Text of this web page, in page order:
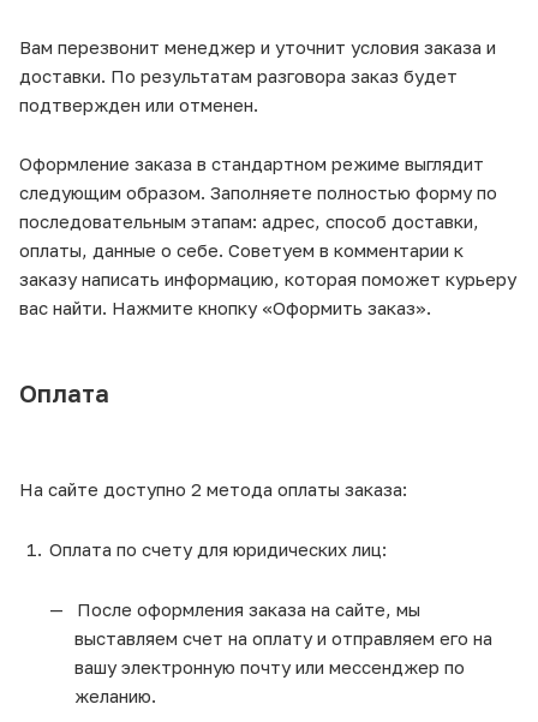
Вам перезвонит менеджер и уточнит условия заказа и
доставки. По результатам разговора заказ будет
подтвержден или отменен.
Оформление заказа в стандартном режиме выглядит
следующим образом. Заполняете полностью форму по
последовательным этапам: адрес, способ доставки,
оплаты, данные о себе. Советуем в комментарии к
заказу написать информацию, которая поможет курьеру
вас найти. Нажмите кнопку «Оформить заказ».
Оплата
На сайте доступно 2 метода оплаты заказа:
Оплата по счету для юридических лиц:
После оформления заказа на сайте, мы
выставляем счет на оплату и отправляем его на
вашу электронную почту или мессенджер по
желанию.